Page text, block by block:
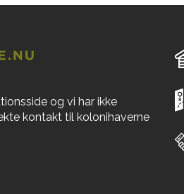
og vi har ikke
kontakt til kolonihaverne